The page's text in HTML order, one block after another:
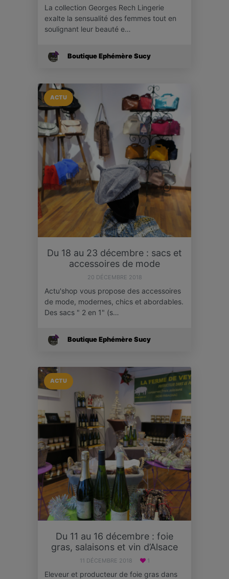
La collection Georges Rech Lingerie
exalte la sensualité des femmes tout en
soulignant leur beauté e…
Boutique Ephémère Sucy
ACTU
Du 18 au 23 décembre : sacs et
accessoires de mode
20 DÉCEMBRE 2018
Actu'shop vous propose des accessoires
de mode, modernes, chics et abordables.
Des sacs " 2 en 1" (s…
Boutique Ephémère Sucy
ACTU
Du 11 au 16 décembre : foie
gras, salaisons et vin d’Alsace
11 DÉCEMBRE 2018 1
Eleveur et producteur de foie gras dans